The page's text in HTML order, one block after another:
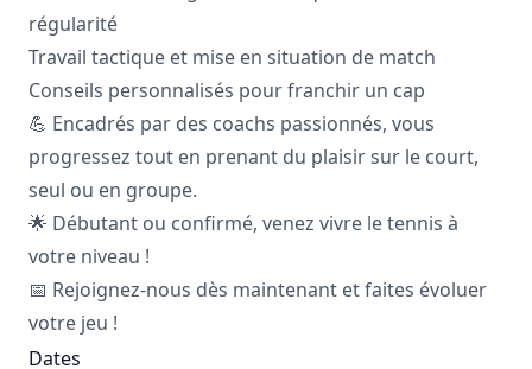
régularité
Travail tactique et mise en situation de match
Conseils personnalisés pour franchir un cap
💪 Encadrés par des coachs passionnés, vous
progressez tout en prenant du plaisir sur le court,
seul ou en groupe.
🌟 Débutant ou confirmé, venez vivre le tennis à
votre niveau !
📅 Rejoignez-nous dès maintenant et faites évoluer
votre jeu !
Dates